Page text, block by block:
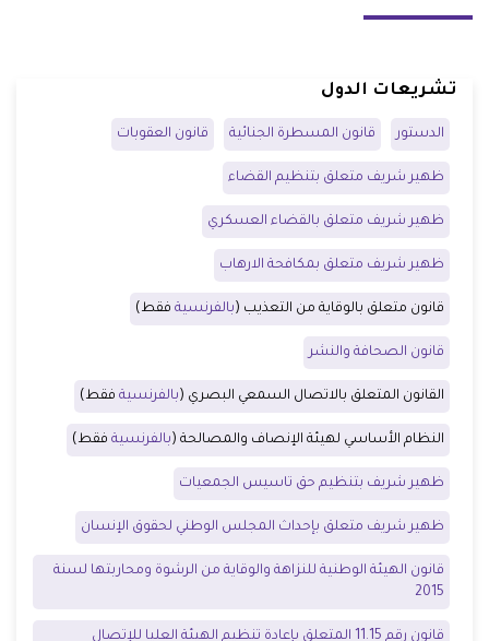
تشريعات الدول
الدستور قانون المسطرة الجنائية قانون العقوبات
ظهير شريف متعلق بتنظيم القضاء
ظهير شريف متعلق بالقضاء العسكري
ظهير شريف متعلق بمكافحة الارهاب
قانون متعلق بالوقاية من التعذيب (بالفرنسية فقط)
قانون الصحافة والنشر
القانون المتعلق بالاتصال السمعي البصري (بالفرنسية فقط)
النظام الأساسي لهيئة الإنصاف والمصالحة (بالفرنسية فقط)
ظهير شريف بتنظيم حق تاسيس الجمعيات
ظهير شريف متعلق بإحداث المجلس الوطني لحقوق الإنسان
قانون الهيئة الوطنية للنزاهة والوقاية من الرشوة ومحاربتها لسنة
2015
قانون رقم 11.15 المتعلق بإعادة تنظيم الهيئة العليا للإتصال